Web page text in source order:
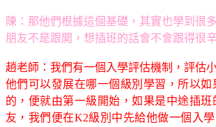
陳：那他們根據這個基礎，其實也學到很
朋友不是跟開，想插班的話會不會跟得很
趙老師：我們有一個入學評估機制，評估
他們可以發展在哪一個級別學習，所以如
的，便就由第一級開始，如果是中途插班
友，我們便在K2級別中先給他做一個入